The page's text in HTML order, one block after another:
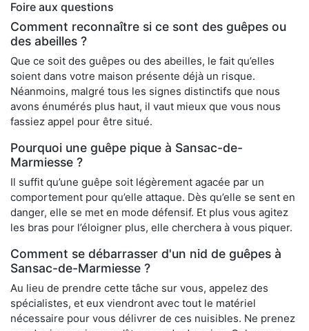
Foire aux questions
Comment reconnaître si ce sont des guêpes ou
des abeilles ?
Que ce soit des guêpes ou des abeilles, le fait qu’elles
soient dans votre maison présente déjà un risque.
Néanmoins, malgré tous les signes distinctifs que nous
avons énumérés plus haut, il vaut mieux que vous nous
fassiez appel pour être situé.
Pourquoi une guêpe pique à Sansac-de-
Marmiesse ?
Il suffit qu’une guêpe soit légèrement agacée par un
comportement pour qu’elle attaque. Dès qu’elle se sent en
danger, elle se met en mode défensif. Et plus vous agitez
les bras pour l’éloigner plus, elle cherchera à vous piquer.
Comment se débarrasser d'un nid de guêpes à
Sansac-de-Marmiesse ?
Au lieu de prendre cette tâche sur vous, appelez des
spécialistes, et eux viendront avec tout le matériel
nécessaire pour vous délivrer de ces nuisibles. Ne prenez